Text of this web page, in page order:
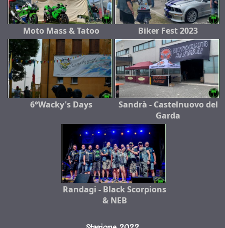
Moto Mass & Tatoo Biker Fest 2023
6°Wacky's Days
Sandrà - Castelnuovo del
Garda
Randagi - Black Scorpions
& NEB